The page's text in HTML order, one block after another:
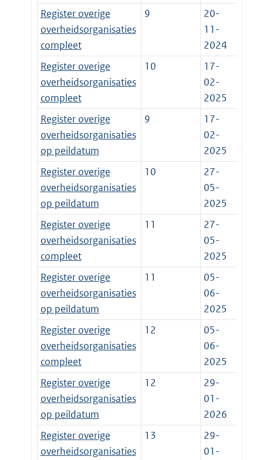
Register overige
overheidsorganisaties
compleet
9
20-
11-
2024
Register overige
overheidsorganisaties
compleet
10
17-
02-
2025
Register overige
overheidsorganisaties
op peildatum
9
17-
02-
2025
Register overige
overheidsorganisaties
op peildatum
10
27-
05-
2025
Register overige
overheidsorganisaties
compleet
11
27-
05-
2025
Register overige
overheidsorganisaties
op peildatum
11
05-
06-
2025
Register overige
overheidsorganisaties
compleet
12
05-
06-
2025
Register overige
overheidsorganisaties
op peildatum
12
29-
01-
2026
Register overige
overheidsorganisaties
13
29-
01-